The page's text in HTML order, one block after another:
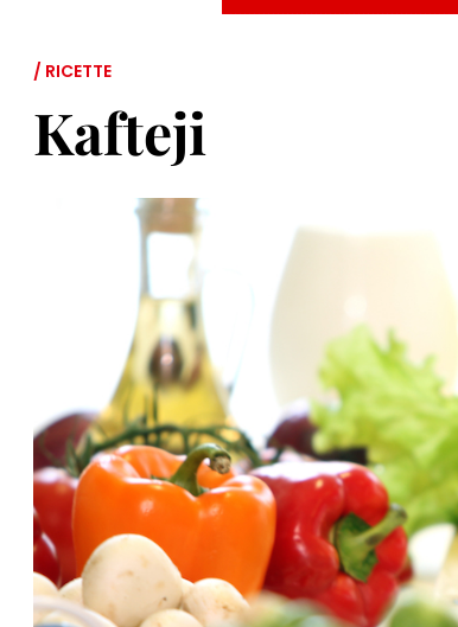
/ RICETTE
Kafteji